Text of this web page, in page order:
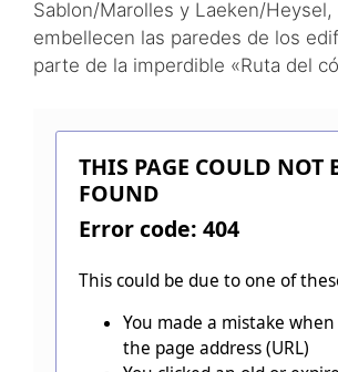
Sablon/Marolles y Laeken/Heysel,
embellecen las paredes de los
parte de la imperdible «Ruta del